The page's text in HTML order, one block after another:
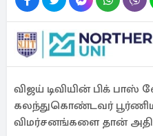
விஜய் டிவியின் பிக்
கலந்துகொண்டவர்
விமர்சனங்களை தான்